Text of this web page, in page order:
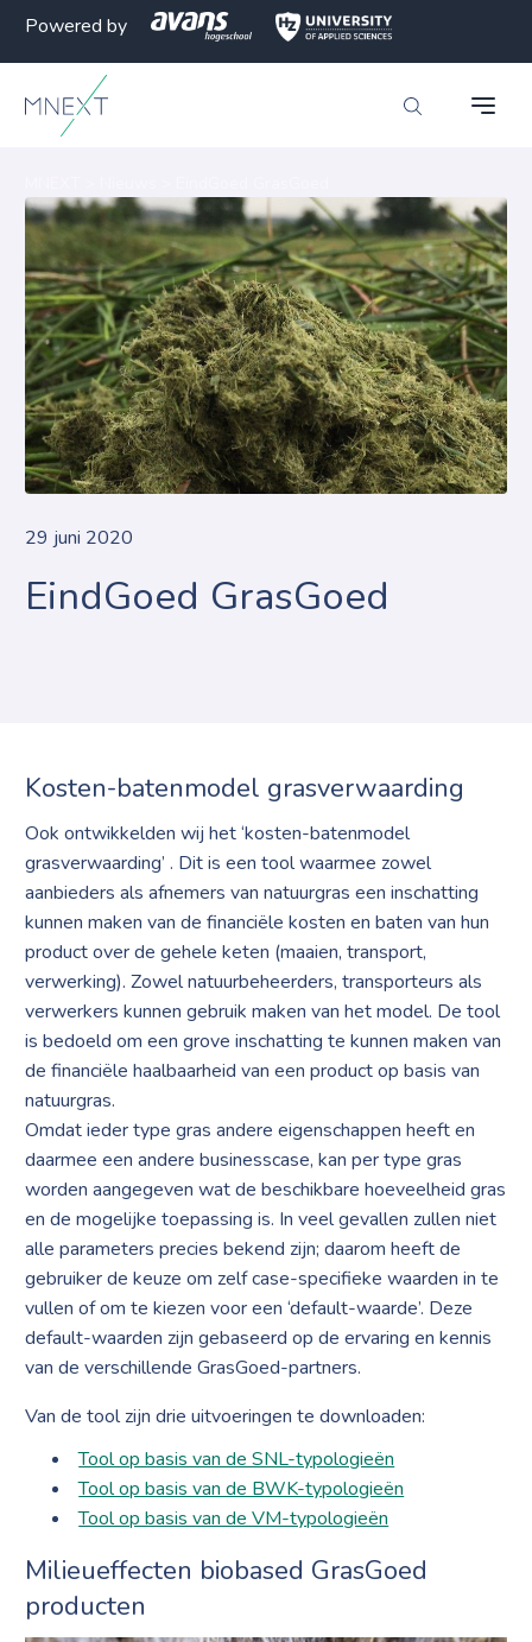
Powered by
29 juni 2020
EindGoed GrasGoed
Kosten-batenmodel grasverwaarding
Ook ontwikkelden wij het ‘kosten-batenmodel
grasverwaarding’ . Dit is een tool waarmee zowel
aanbieders als afnemers van natuurgras een inschatting
kunnen maken van de financiële kosten en baten van hun
product over de gehele keten (maaien, transport,
verwerking). Zowel natuurbeheerders, transporteurs als
verwerkers kunnen gebruik maken van het model. De tool
is bedoeld om een grove inschatting te kunnen maken van
de financiële haalbaarheid van een product op basis van
natuurgras.
Omdat ieder type gras andere eigenschappen heeft en
daarmee een andere businesscase, kan per type gras
worden aangegeven wat de beschikbare hoeveelheid gras
en de mogelijke toepassing is. In veel gevallen zullen niet
alle parameters precies bekend zijn; daarom heeft de
gebruiker de keuze om zelf case-specifieke waarden in te
vullen of om te kiezen voor een ‘default-waarde’. Deze
default-waarden zijn gebaseerd op de ervaring en kennis
van de verschillende GrasGoed-partners.
Van de tool zijn drie uitvoeringen te downloaden:
Tool op basis van de SNL-typologieën
Tool op basis van de BWK-typologieën
Tool op basis van de VM-typologieën
Milieueffecten biobased GrasGoed
producten